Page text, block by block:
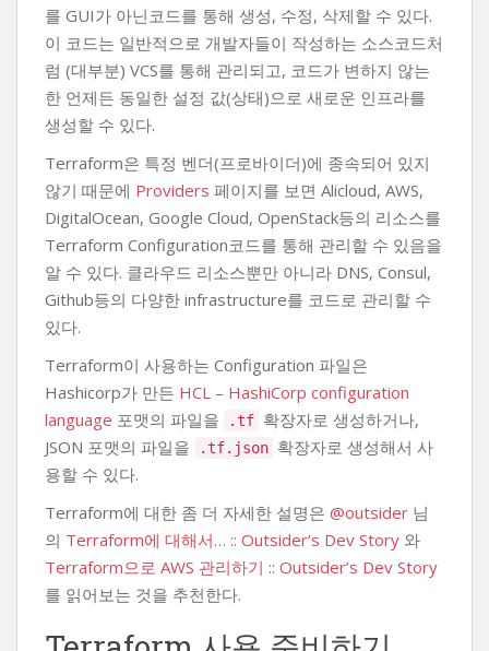
를 GUI가 아닌코드를 통해 생성, 수정, 삭제할 수 있다.
이 코드는 일반적으로 개발자들이 작성하는 소스코드처
럼 (대부분) VCS를 통해 관리되고, 코드가 변하지 않는
한 언제든 동일한 설정 값(상태)으로 새로운 인프라를
생성할 수 있다.
Terraform은 특정 벤더(프로바이더)에 종속되어 있지
않기 때문에 Providers 페이지를 보면 Alicloud, AWS,
DigitalOcean, Google Cloud, OpenStack등의 리소스를
Terraform Configuration코드를 통해 관리할 수 있음을
알 수 있다. 클라우드 리소스뿐만 아니라 DNS, Consul,
Github등의 다양한 infrastructure를 코드로 관리할 수
있다.
Terraform이 사용하는 Configuration 파일은
Hashicorp가 만든 HCL – HashiCorp configuration
language 포맷의 파일을 .tf 확장자로 생성하거나,
JSON 포맷의 파일을
.tf.json 확장자로 생성해서 사
용할 수 있다.
Terraform에 대한 좀 더 자세한 설명은 @outsider 님
의 Terraform에 대해서… :: Outsider’s Dev Story 와
Terraform으로 AWS 관리하기 :: Outsider’s Dev Story
를 읽어보는 것을 추천한다.